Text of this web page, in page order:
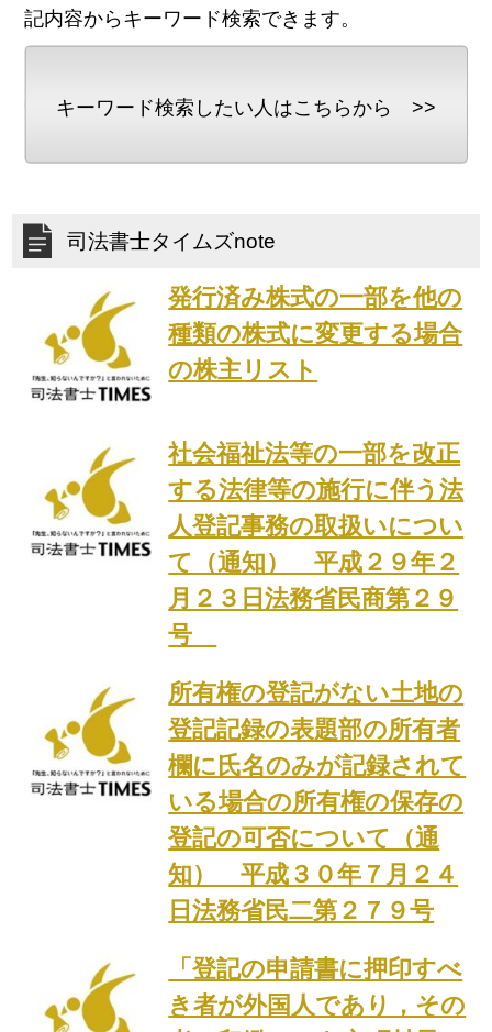
記内容からキーワード検索できます。
キーワード検索したい人はこちらから >>
司法書士タイムズnote
発行済み株式の一部を他の
種類の株式に変更する場合
の株主リスト
社会福祉法等の一部を改正
する法律等の施行に伴う法
人登記事務の取扱いについ
て（通知） 平成２９年２
月２３日法務省民商第２９
号
所有権の登記がない土地の
登記記録の表題部の所有者
欄に氏名のみが記録されて
いる場合の所有権の保存の
登記の可否について（通
知） 平成３０年７月２４
日法務省民二第２７９号
「登記の申請書に押印すべ
き者が外国人であり，その